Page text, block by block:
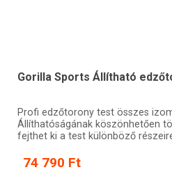
Gorilla Sports Állítható
Profi edzőtorony test összes
Állíthatóságának köszönhetően
fejthet ki a test különböző
74 790 Ft